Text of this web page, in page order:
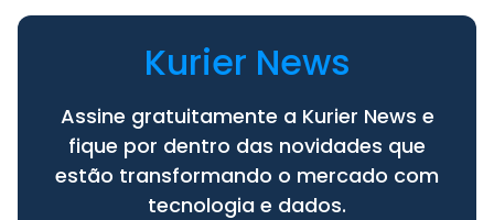
Kurier News
Assine gratuitamente a Kurier News e
fique por dentro das novidades que
estão transformando o mercado com
tecnologia e dados.